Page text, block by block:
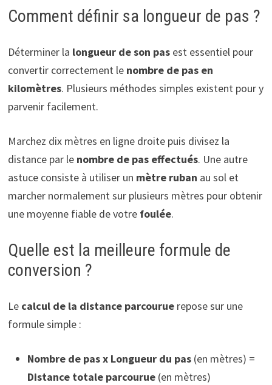
Comment définir sa longueur de pas ?
Déterminer la longueur de son pasest essentiel pour
convertir correctement le nombre de pas en
kilomètres. Plusieurs méthodes simples existent pour y
parvenir facilement.
Marchez dix mètres en ligne droite puis divisez la
distance par le nombre de pas effectués. Une autre
astuce consiste à utiliser un mètre ruban au sol et
marcher normalement sur plusieurs mètres pour obtenir
une moyenne fiable de votre foulée.
Quelle est la meilleure formule de
conversion ?
Le calcul de la distance parcouruerepose sur une
formule simple :
Nombre de pas x Longueur du pas(en mètres) =
Distance totale parcourue(en mètres)